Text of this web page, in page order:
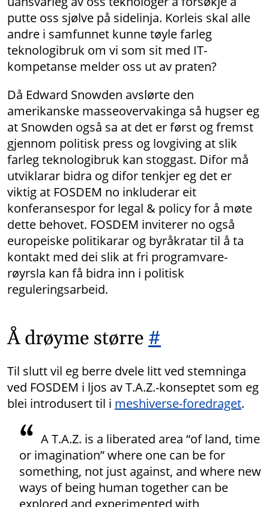
putte oss sjølve på sidelinja. Korleis skal alle
andre i samfunnet kunne tøyle farleg
teknologibruk om vi som sit med IT-
kompetanse melder oss ut av praten?
Då Edward Snowden avslørte den
amerikanske masseovervakinga så hugser eg
at Snowden også sa at det er først og fremst
gjennom politisk press og lovgiving at slik
farleg teknologibruk kan stoggast. Difor må
utviklarar bidra og difor tenkjer eg det er
viktig at FOSDEM no inkluderar eit
konferansespor for legal & policy for å møte
dette behovet. FOSDEM inviterer no også
europeiske politikarar og byråkratar til å ta
kontakt med dei slik at fri programvare-
røyrsla kan få bidra inn i politisk
reguleringsarbeid.
Å drøyme større #
Til slutt vil eg berre dvele litt ved stemninga
ved FOSDEM i ljos av T.A.Z.-konseptet som eg
blei introdusert til i meshiverse-foredraget.
A T.A.Z. is a liberated area “of land, time
or imagination” where one can be for
something, not just against, and where new
ways of being human together can be
explored and experimented with